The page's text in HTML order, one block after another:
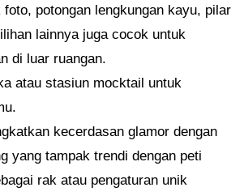
foto, potongan lengkungan kayu, pilar
lainnya juga cocok untuk
di luar ruangan.
atau stasiun mocktail untuk
kecerdasan glamor dengan
yang tampak trendi dengan peti
rak atau pengaturan unik